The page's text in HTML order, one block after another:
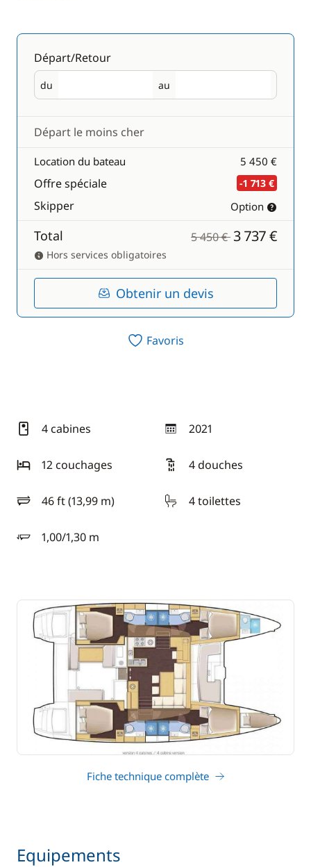
Départ/Retour
du
Départ au
Retour
Départ le moins cher
Location du bateau 5 450 €
Offre spéciale -1 713 €
Skipper Option
Total 5 450 € 3 737 €
Hors services obligatoires
Obtenir un devis
Favoris
4 cabines 2021
année
12 couchages
4 douches
46 ft (13,99 m)
longueur 4 toilettes
1,00/1,30 m
tirant d'eau
Fiche technique complète
Equipements